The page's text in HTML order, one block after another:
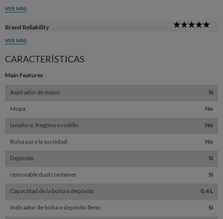
VER MÁS
Brand Reliability
VER MÁS
CARACTERÍSTICAS
Main Features
Aspirador de mano Sí
Mopa No
lavadora, fregona o rodillo No
Bolsa para la suciedad No
Depósito Sí
removable dust container Sí
Capacidad de la bolsa o depósito 0,4 L
Indicador de bolsa o depósito lleno Sí